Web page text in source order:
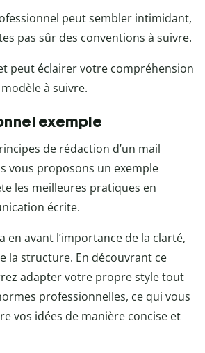
peut sembler intimidant,
pas sûr des conventions à suivre.
peut éclairer votre compréhension
à suivre.
exemple
de rédaction d’un mail
vous proposons un exemple
les meilleures pratiques en
écrite.
en avant l’importance de la clarté,
la structure. En découvrant ce
adapter votre propre style tout
professionnelles, ce qui vous
vos idées de manière concise et